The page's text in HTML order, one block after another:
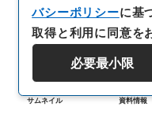
サムネイル 資料情報
バシーポリシーに基
取得と利用に同意を
必要最小限